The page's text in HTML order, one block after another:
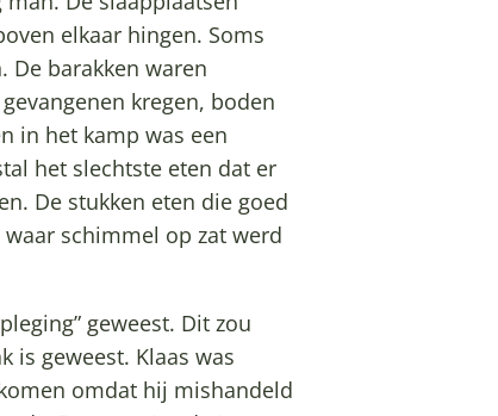
elkaar hingen. Soms
De barakken waren
kregen, boden
in het kamp was een
het slechtste eten dat er
De stukken eten die goed
schimmel op zat werd
geweest. Dit zou
is geweest. Klaas was
omdat hij mishandeld